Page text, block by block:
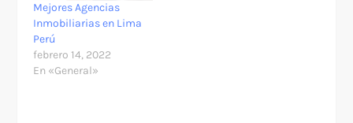
Mejores Agencias
Inmobiliarias en Lima
Perú
febrero 14, 2022
En «General»